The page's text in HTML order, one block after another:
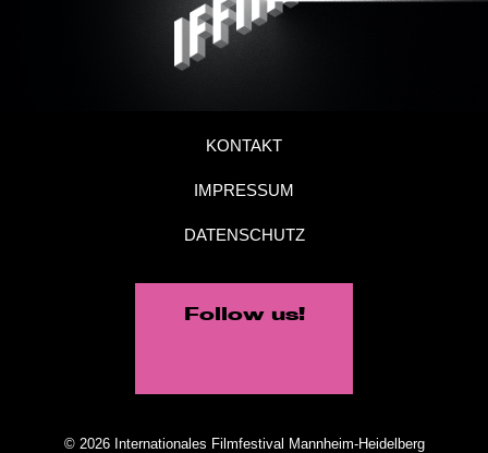
KONTAKT
IMPRESSUM
DATENSCHUTZ
Follow us!
© 2026 Internationales Filmfestival Mannheim-Heidelberg